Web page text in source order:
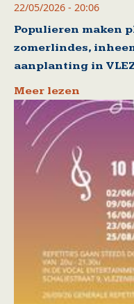
22/05/2026 - 20:06
Populieren maken
zomerlindes,
aanplanting in
Meer lezen